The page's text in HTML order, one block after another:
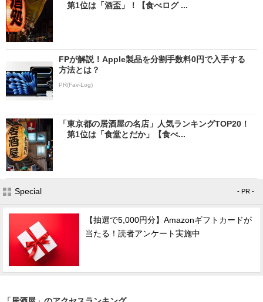
第1位は「酒盃」！【食べログ ...
FPが解説！Apple製品を分割手数料0円で入手する
方法とは？
PR(Fav-Log)
「東京都の居酒屋の名店」人気ランキングTOP20！
第1位は「食堂とだか」【食べ...
Special - PR -
【抽選で5,000円分】Amazonギフトカードが
当たる！読者アンケート実施中